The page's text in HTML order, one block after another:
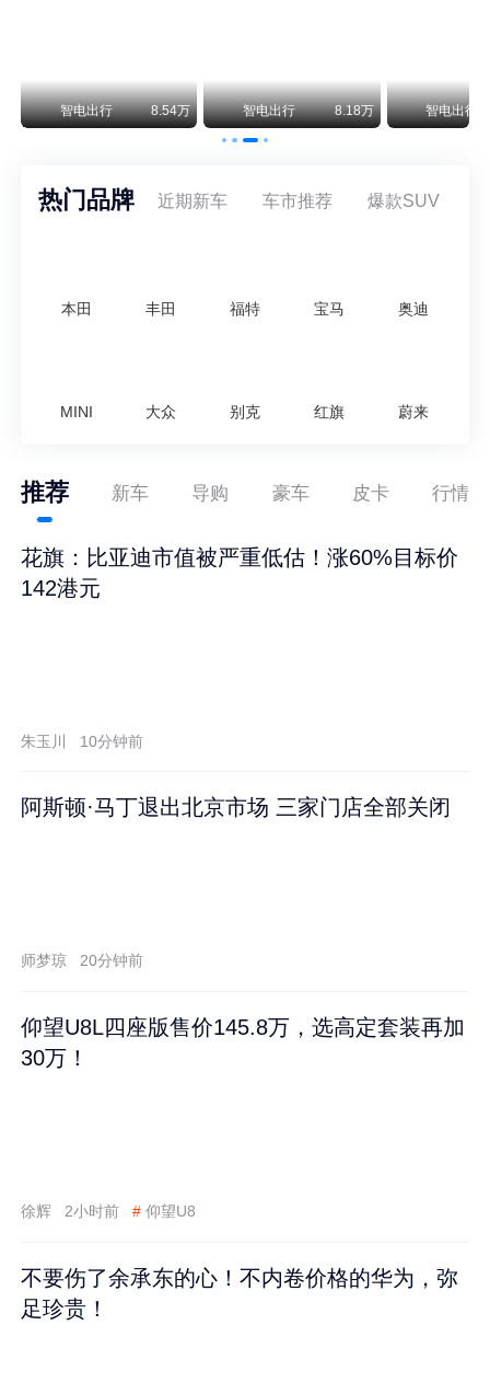
智电出行 8.54万 智电出行 8.18万 智电出行
热门品牌 近期新车 车市推荐 爆款SUV
本田 丰田 福特 宝马 奥迪
MINI 大众 别克 红旗 蔚来
推荐 新车 导购 豪车 皮卡 行情
花旗：比亚迪市值被严重低估！涨60%目标价
142港元
朱玉川 10分钟前
阿斯顿·马丁退出北京市场 三家门店全部关闭
师梦琼 20分钟前
仰望U8L四座版售价145.8万，选高定套装再加
30万！
徐辉 2小时前 # 仰望U8
不要伤了余承东的心！不内卷价格的华为，弥
足珍贵！